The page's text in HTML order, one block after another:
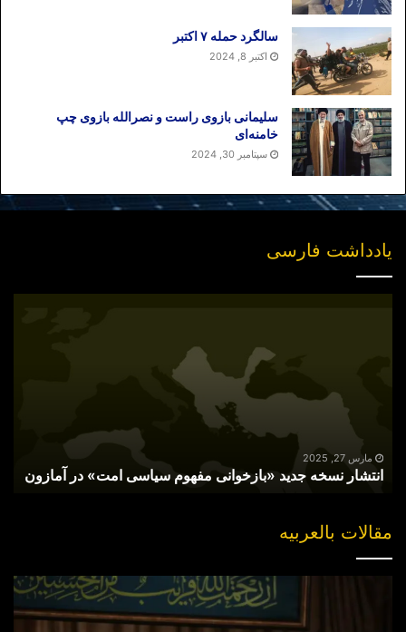
سالگرد حمله ۷ اکتبر
اکتبر 8, 2024
سلیمانی بازوی راست و نصرالله بازوی چپ
خامنه‌ای
سپتامبر 30, 2024
یادداشت فارسی
آمازونمارس 27, 2025
انتشار نسخه جدید «بازخوانی مفهوم سیاسی امت» در آمازون
مقالات بالعربیه